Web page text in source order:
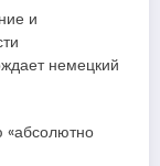
и
немецкий